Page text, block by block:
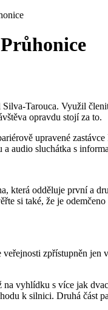
Tarouca. Využil
opravdu stojí za to.
upravené
audio sluchátka s
která odděluje první a
si také, že je
zpřístupněn
vyhlídku s více jak
k silnici. Druhá část